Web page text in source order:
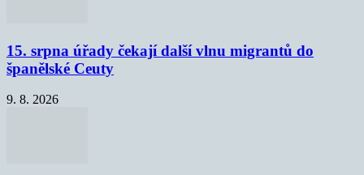
15. srpna úřady čekají další vlnu migrantů do
španělské Ceuty
9. 8. 2026